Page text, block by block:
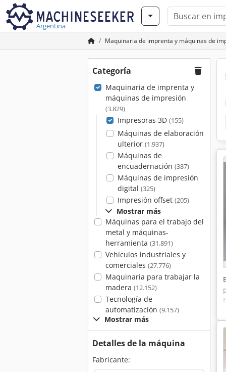
Argentina
Maquinaria de imprenta y máquinas de
Categoría
Maquinaria de imprenta y
máquinas de impresión
(3.829)
Impresoras 3D (155)
Máquinas de elaboración
ulterior (1.937)
Máquinas de
encuadernación (387)
Máquinas de impresión
digital (325)
Impresión offset (205)
Mostrar más
Máquinas para el trabajo del
metal y máquinas-
herramienta (31.891)
Vehículos industriales y
comerciales (27.776)
Maquinaria para trabajar la
madera (12.152)
Tecnología de
automatización (9.157)
Mostrar más
Detalles de la máquina
Fabricante: